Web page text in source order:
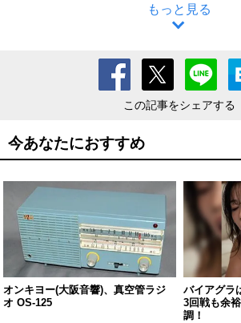
もっと見る
この記事をシェアする
今あなたにおすすめ
オンキヨー(大阪音響)、真空管ラジ
オ OS-125
バイアグラ
3回戦も余
調！